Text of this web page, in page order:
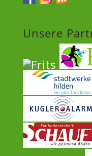
Unsere